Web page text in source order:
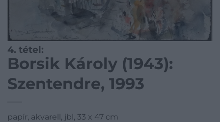
4. tétel:
Borsik Károly (1943):
Szentendre, 1993
papír, akvarell, jbl, 33 x 47 cm